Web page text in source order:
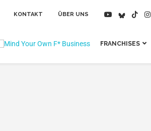
KONTAKT ÜBER UNS
FRANCHISES